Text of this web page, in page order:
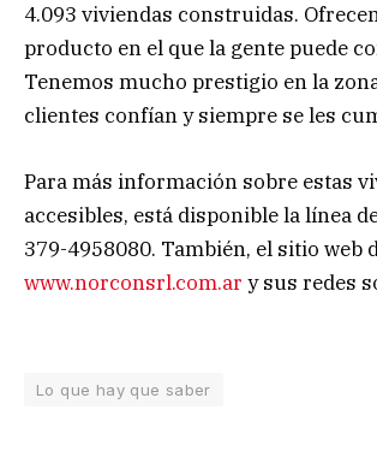
4.093 viviendas construidas.
producto en el que la gente puede
Tenemos mucho prestigio en la
clientes confían y siempre se les
Para más información sobre estas
accesibles, está disponible la línea
379-4958080. También, el sitio web
www.norconsrl.com.ar y sus redes
Lo que hay que saber